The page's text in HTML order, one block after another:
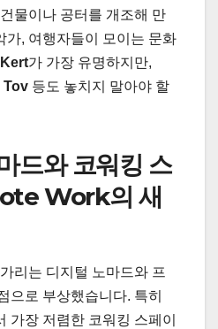
물이나 공터를 개조해 만
가, 여행자들이 모이는 문화
가 가장 유명하지만,
Tov 등도 놓치지 말아야 할
드와 코워킹 스
Work의 새
리는 디지털 노마드와 프
으로 부상했습니다. 특히
가장 저렴한 코워킹 스페이